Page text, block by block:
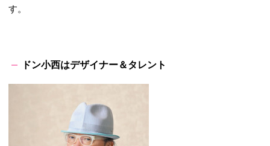
す。
ドン小西はデザイナー＆タレント